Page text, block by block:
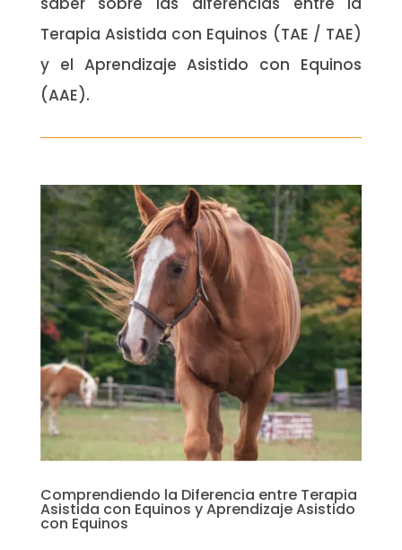
Terapia Asistida con Equinos (TAE / TAE)
y el Aprendizaje Asistido con Equinos
(AAE).
Comprendiendo la Diferencia entre Terapia
Asistida con Equinos y Aprendizaje Asistido
con Equinos